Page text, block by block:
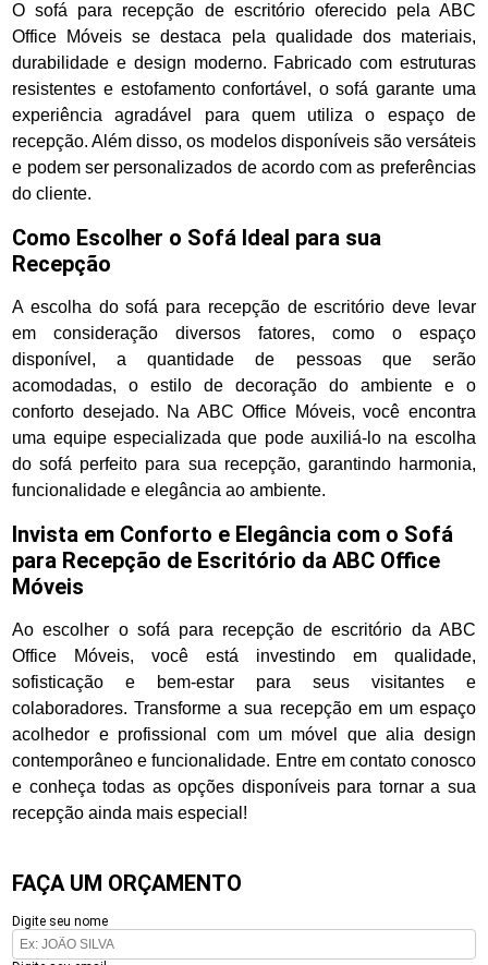
O sofá para recepção de escritório oferecido pela ABC
Office Móveis se destaca pela qualidade dos materiais,
durabilidade e design moderno. Fabricado com estruturas
resistentes e estofamento confortável, o sofá garante uma
experiência agradável para quem utiliza o espaço de
recepção. Além disso, os modelos disponíveis são versáteis
e podem ser personalizados de acordo com as preferências
do cliente.
Como Escolher o Sofá Ideal para sua
Recepção
A escolha do sofá para recepção de escritório deve levar
em consideração diversos fatores, como o espaço
disponível, a quantidade de pessoas que serão
acomodadas, o estilo de decoração do ambiente e o
conforto desejado. Na ABC Office Móveis, você encontra
uma equipe especializada que pode auxiliá-lo na escolha
do sofá perfeito para sua recepção, garantindo harmonia,
funcionalidade e elegância ao ambiente.
Invista em Conforto e Elegância com o Sofá
para Recepção de Escritório da ABC Office
Móveis
Ao escolher o sofá para recepção de escritório da ABC
Office Móveis, você está investindo em qualidade,
sofisticação e bem-estar para seus visitantes e
colaboradores. Transforme a sua recepção em um espaço
acolhedor e profissional com um móvel que alia design
contemporâneo e funcionalidade. Entre em contato conosco
e conheça todas as opções disponíveis para tornar a sua
recepção ainda mais especial!
FAÇA UM ORÇAMENTO
Digite seu nome